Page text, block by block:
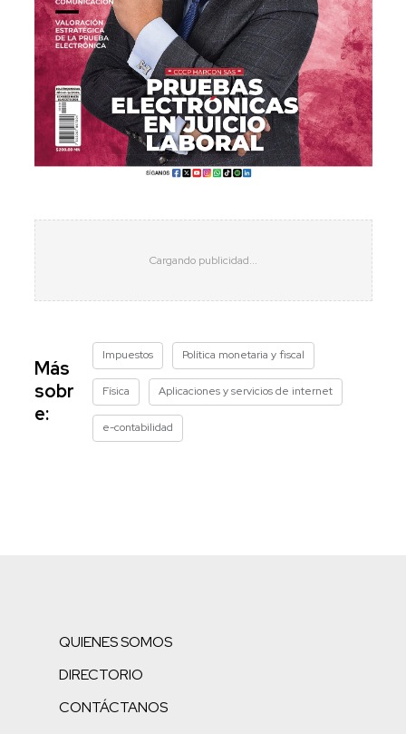
Más
sobr
e:
Impuestos Política monetaria y fiscal
Física Aplicaciones y servicios de internet
e-contabilidad
QUIENES SOMOS
DIRECTORIO
CONTÁCTANOS